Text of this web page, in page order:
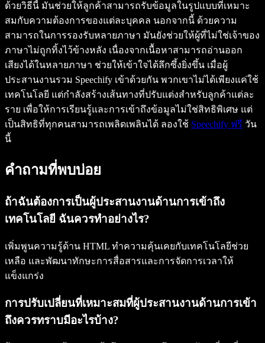
ด้วยวิธีนี้ มันช่วยให้ลูกค้าสามารถรับข้อมูลในรูปแบบที่เหมาะ
สมกับความต้องการของแต่ละบุคคล นอกจากนี้ ด้วยความ
สามารถในการรองรับหลายภาษา มันยังช่วยให้ผู้ที่ไม่ใช่เจ้าของ
ภาษาไม่ถูกทิ้งไว้ข้างหลัง เนื่องจากเนื้อหาสามารถอ่านออก
เสียงได้ในหลายภาษา ช่วยให้เข้าใจได้ลึกซึ้งยิ่งขึ้น เมื่อผู้
ประสานงานรวม Speechify เข้าด้วยกัน พวกเขาไม่ได้เพียงแค่ใช้
เทคโนโลยี แต่กำลังสร้างเส้นทางที่ปรับแต่งสำหรับลูกค้าแต่ละ
ราย เพื่อให้การเรียนรู้และการเข้าถึงข้อมูลไม่ใช่สิทธิพิเศษ แต่
เป็นสิทธิที่ทุกคนสามารถเพลิดเพลินได้ ลองใช้ Speechify ฟรี วัน
นี้
คำถามที่พบบ่อย
ถ้าฉันต้องการเป็นผู้ประสานงานด้านการเข้าถึง
เทคโนโลยี ฉันควรทำอย่างไร?
เพิ่มพูนความรู้ด้าน HTML ทำความคุ้นเคยกับเทคโนโลยีช่วย
เหลือ และพัฒนาทักษะการสื่อสารและการจัดการเวลาให้
แข็งแกร่ง
การปรับเปลี่ยนที่เหมาะสมที่ผู้ประสานงานด้านการเข้า
ถึงควรทราบมีอะไรบ้าง?